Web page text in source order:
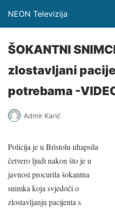
NEON Televizija
ŠOKANTNI
zlostavljani
potrebama -
Admir Karić
Policija je u Bristolu uhapsila
četvero ljudi nakon što je u
javnost procurila šokantna
snimka koja svjedoči o
zlostavljanju pacijenta s